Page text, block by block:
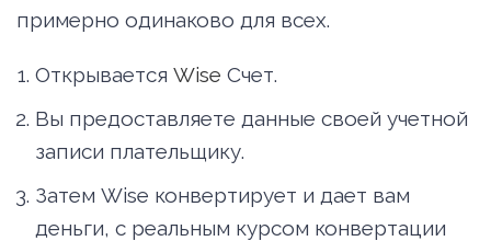
примерно одинаково для всех.
Открывается Wise Счет.
Вы предоставляете данные своей учетной
записи плательщику.
Затем Wise конвертирует и дает вам
деньги, с реальным курсом конвертации